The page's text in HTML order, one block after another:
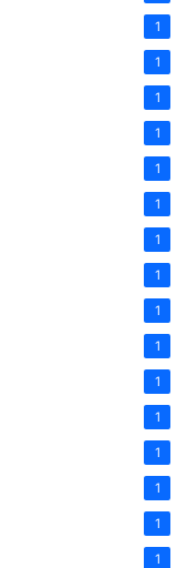
1
1
1
1
1
1
1
1
1
1
1
1
1
1
1
1